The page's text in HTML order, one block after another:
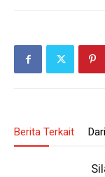
Berita Terkait